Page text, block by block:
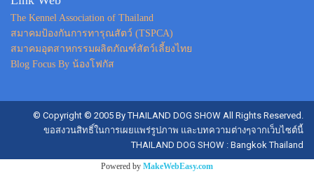
The Kennel Association of Thailand
สมาคมป้องกันการทารุณสัตว์ (TSPCA)
สมาคมอุตสาหกรรมผลิตภัณฑ์สัตว์เลี้ยงไทย
Blog Focus By น้องโฟกัส
© Copyright © 2005 By THAILAND DOG SHOW All Rights Reserved.
ขอสงวนสิทธิ์ในการเผยแพร่รูปภาพ และบทความต่างๆจากเว็บไซต์นี้
THAILAND DOG SHOW : Bangkok Thailand
Powered by MakeWebEasy.com